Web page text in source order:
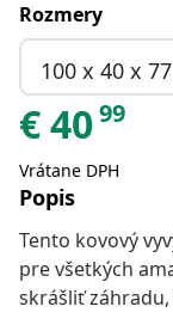
Rozmery
100 x 40 x
€4099
Vrátane DPH
Popis
Tento kovový
pre všetkých
skrášliť